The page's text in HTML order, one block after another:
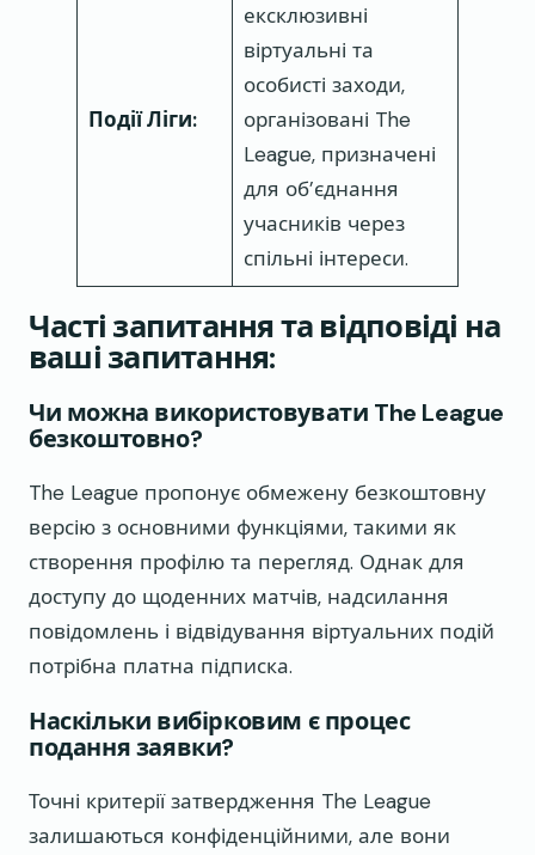
Події Ліги:
ексклюзивні
віртуальні та
особисті заходи,
організовані The
League, призначені
для об’єднання
учасників через
спільні інтереси.
Часті запитання та відповіді на
ваші запитання:
Чи можна використовувати The League
безкоштовно?
The League пропонує обмежену безкоштовну
версію з основними функціями, такими як
створення профілю та перегляд. Однак для
доступу до щоденних матчів, надсилання
повідомлень і відвідування віртуальних подій
потрібна платна підписка.
Наскільки вибірковим є процес
подання заявки?
Точні критерії затвердження The League
залишаються конфіденційними, але вони